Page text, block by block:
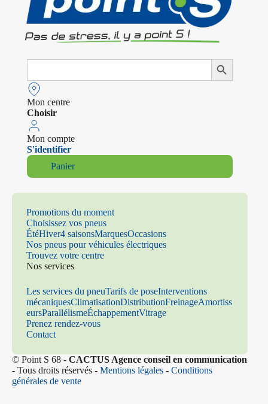
Search
Search Button
Mon centre
Choisir
Mon compte
S'identifier
Panier
Promotions du moment
Choisissez vos pneus
ÉtéHiver4 saisonsMarquesOccasions
Nos pneus pour véhicules électriques
Trouvez votre centre
Nos services
Les services du pneuTarifs de poseInterventions
mécaniquesClimatisationDistributionFreinageAmortiss
eursParallélismeÉchappementVitrage
Prenez rendez-vous
Contact
© Point S 68 - CACTUS Agence conseil en communication
- Tous droits réservés - Mentions légales - Conditions
générales de vente